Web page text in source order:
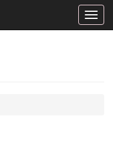
Toggle